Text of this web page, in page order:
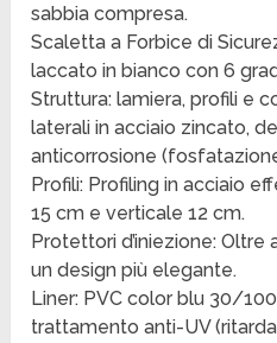
sabbia compresa.
Scaletta a Forbice di
laccato in bianco con 6
Struttura: lamiera, profili e
laterali in acciaio zincato,
anticorrosione
Profili: Profiling in acciaio
15 cm e verticale 12 cm.
Protettori d’iniezione:
un design più elegante.
Liner: PVC color blu 30/
trattamento anti-UV